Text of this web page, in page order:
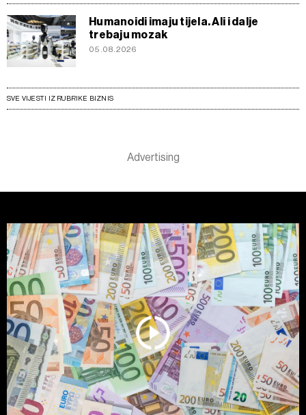
Humanoidi imaju tijela. Ali i dalje
trebaju mozak
05.08.2026
SVE VIJESTI IZ RUBRIKE BIZNIS